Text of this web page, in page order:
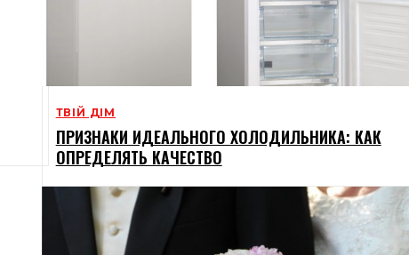
ТВІЙ ДІМ
ПРИЗНАКИ ИДЕАЛЬНОГО ХОЛОДИЛЬНИКА: КАК
ОПРЕДЕЛЯТЬ КАЧЕСТВО